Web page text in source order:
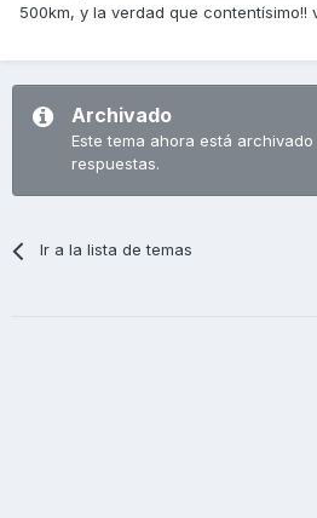
500km, y la verdad que contentísimo!!
Archivado
Este tema ahora está
respuestas.
Ir a la lista de temas